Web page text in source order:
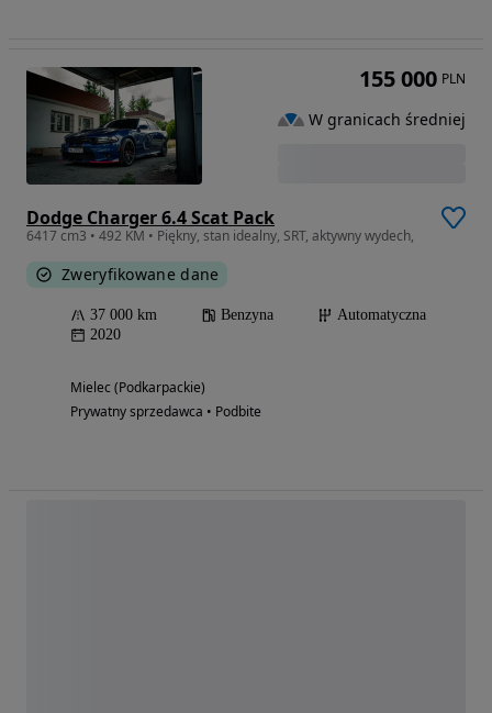
Dodge Charger 6.4 Scat Pack
6417 cm3 • 492 KM • Piękny, stan idealny, SRT, aktywny wydech,
Zweryfikowane dane
37 000 km Benzyna
Automatyczna
2020
Mielec (Podkarpackie)
Prywatny sprzedawca • Podbite
155 000 PLN
W granicach średniej